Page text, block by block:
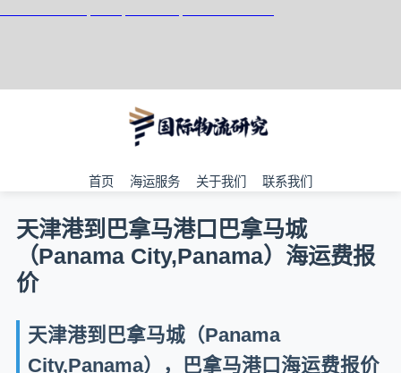
首页 海运服务 关于我们 联系我们
天津港到巴拿马港口巴拿马城
（Panama City,Panama）海运费报
价
天津港到巴拿马城（Panama
City,Panama），巴拿马港口海运费报价